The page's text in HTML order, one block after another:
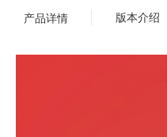
产品详情 版本介绍